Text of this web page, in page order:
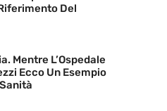
Del
Mentre L’Ospedale
Ecco Un Esempio